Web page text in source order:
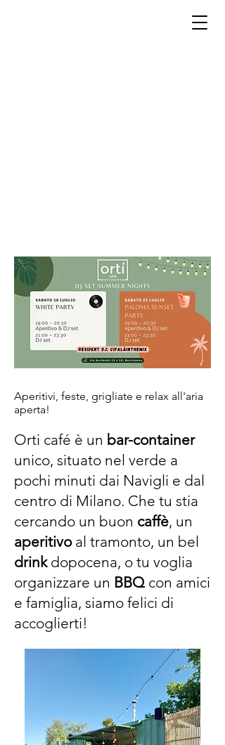
Aperitivi, feste, grigliate e relax all'aria
aperta!
Orti café è un bar-container
unico, situato nel verde a
pochi minuti dai Navigli e dal
centro di Milano. Che tu stia
cercando un buon caffè, un
aperitivoal tramonto, un bel
drinkdopocena, o tu voglia
organizzare un BBQ con amici
e famiglia, siamo felici di
accoglierti!